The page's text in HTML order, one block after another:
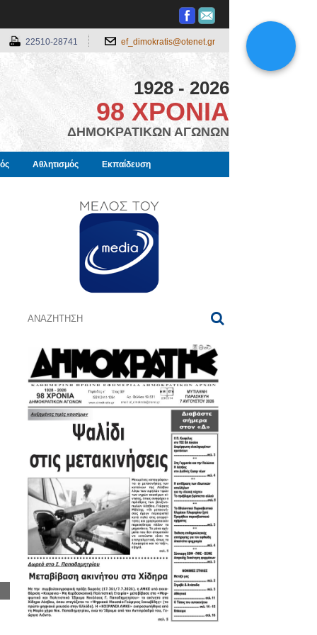
22510-28741 ef_dimokratis@otenet.gr
1928 - 2026
98 ΧΡΟΝΙΑ
ΔΗΜΟΚΡΑΤΙΚΩΝ ΑΓΩΝΩΝ
Αθλητισμός Εκπαίδευση